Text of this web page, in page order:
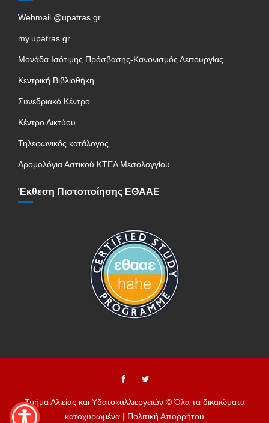
Webmail @upatras.gr
my.upatras.gr
Μονάδα Ισότιμης Πρόσβασης-Κανονισμός Λειτουργίας
Κεντρική Βιβλιοθήκη
Συνεδριακό Κέντρο
Κέντρο Δικτύου
Τηλεφωνικός κατάλογος
Δρομολόγια Αστικού ΚΤΕΛ Μεσολογγίου
Έκθεση Πιστοποίησης ΕΘΑΑΕ
Τμήμα Αλιείας και Υδατοκαλλιεργειών © Όλα τα δικαιώματα
κατοχυρωμένα | Πολιτική Απορρήτου